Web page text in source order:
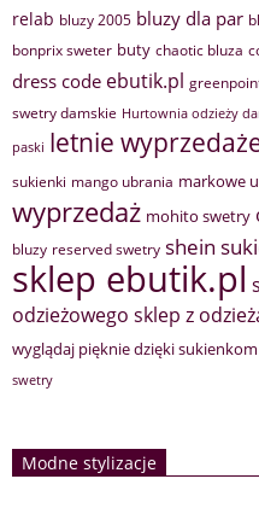
relab bluzy 2005 bluzy dla par
bonprix sweter buty chaotic bluza
dress code ebutik.pl
swetry damskie Hurtownia odzieży
paski letnie
sukienki mango ubrania markowe
wyprzedaż mohito swetry
bluzy reserved swetry shein
sklep ebutik.pl
odzieżowego sklep z
wyglądaj pięknie dzięki
swetry
Modne stylizacje